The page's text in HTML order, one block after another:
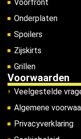
Voorfront
Onderplaten
Spoilers
Zijskirts
Grillen
Voorwaarden
Veelgestelde
Algemene
Privacyverklaring